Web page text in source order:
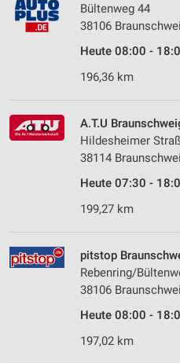
Bültenweg 44
38106
Heute 08:00 -
196,36 km
A.T.U
Hildesheimer
38114
Heute 07:30 -
199,27 km
pitstop
Rebenring/
38106
Heute 08:00 -
197,02 km